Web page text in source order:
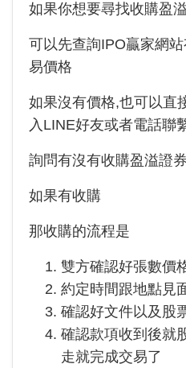
如果你想要尋找收購盈
可以先查詢IPO贏家網
易價格
如果沒有價格,也可以直
入LINE好友或者電話聯
詢問有沒有收購盈溢證
如果有收購
那收購的流程是
雙方確認好張數價
約定時間跟地點見
確認好文件以及股
確認款項收到後就
走就完成交易了